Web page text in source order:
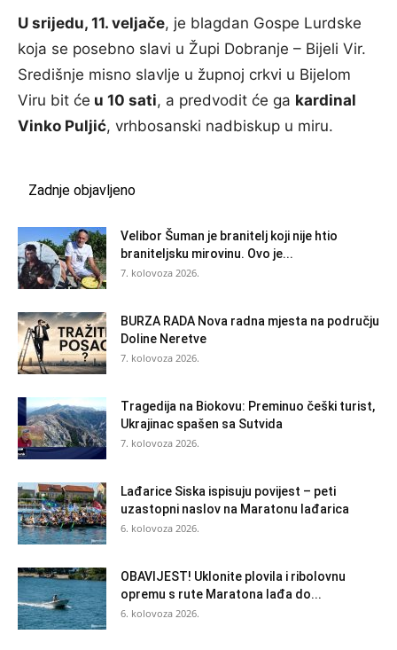
U srijedu, 11. veljače, je blagdan Gospe Lurdske
koja se posebno slavi u Župi Dobranje – Bijeli Vir.
Središnje misno slavlje u župnoj crkvi u Bijelom
Viru bit će u 10 sati, a predvodit će ga kardinal
Vinko Puljić, vrhbosanski nadbiskup u miru.
Zadnje objavljeno
Velibor Šuman je branitelj koji nije htio
braniteljsku mirovinu. Ovo je...
7. kolovoza 2026.
BURZA RADA Nova radna mjesta na području
Doline Neretve
7. kolovoza 2026.
Tragedija na Biokovu: Preminuo češki turist,
Ukrajinac spašen sa Sutvida
7. kolovoza 2026.
Lađarice Siska ispisuju povijest – peti
uzastopni naslov na Maratonu lađarica
6. kolovoza 2026.
OBAVIJEST! Uklonite plovila i ribolovnu
opremu s rute Maratona lađa do...
6. kolovoza 2026.